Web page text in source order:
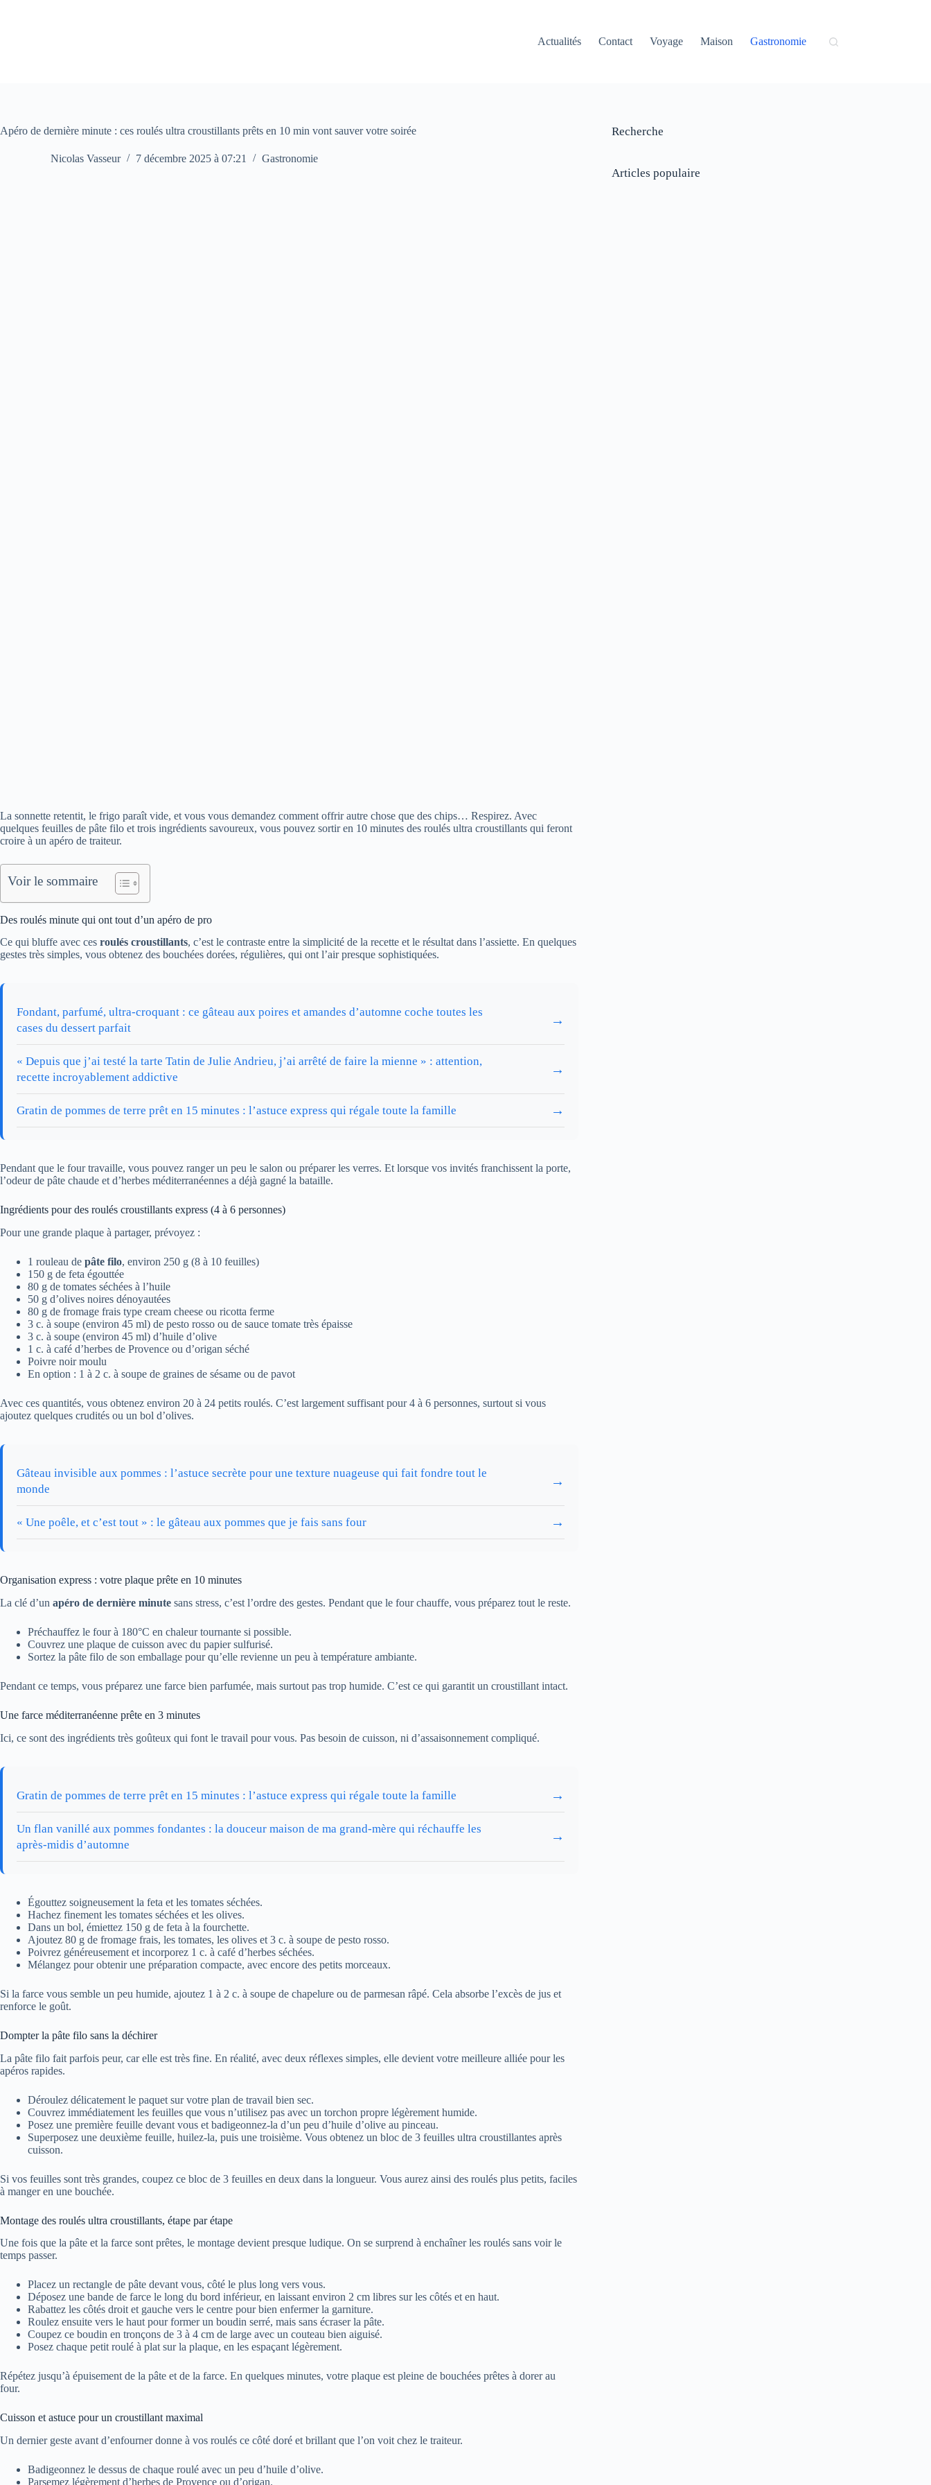
Actualités
Contact Voyage Maison Gastronomie
Apéro de dernière minute : ces roulés ultra croustillants prêts en 10 min vont sauver votre soirée
Nicolas Vasseur 7 décembre 2025 à 07:21 Gastronomie
La sonnette retentit, le frigo paraît vide, et vous vous demandez comment offrir autre chose que des chips… Respirez. Avec
quelques feuilles de pâte filo et trois ingrédients savoureux, vous pouvez sortir en 10 minutes des roulés ultra croustillants qui feront
croire à un apéro de traiteur.
Voir le sommaire
Des roulés minute qui ont tout d’un apéro de pro
Ce qui bluffe avec ces roulés croustillants, c’est le contraste entre la simplicité de la recette et le résultat dans l’assiette. En quelques
gestes très simples, vous obtenez des bouchées dorées, régulières, qui ont l’air presque sophistiquées.
Fondant, parfumé, ultra-croquant : ce gâteau aux poires et amandes d’automne coche toutes les
cases du dessert parfait
→
« Depuis que j’ai testé la tarte Tatin de Julie Andrieu, j’ai arrêté de faire la mienne » : attention,
recette incroyablement addictive
→
Gratin de pommes de terre prêt en 15 minutes : l’astuce express qui régale toute la famille →
Pendant que le four travaille, vous pouvez ranger un peu le salon ou préparer les verres. Et lorsque vos invités franchissent la porte,
l’odeur de pâte chaude et d’herbes méditerranéennes a déjà gagné la bataille.
Ingrédients pour des roulés croustillants express (4 à 6 personnes)
Pour une grande plaque à partager, prévoyez :
1 rouleau de pâte filo, environ 250 g (8 à 10 feuilles)
150 g de feta égouttée
80 g de tomates séchées à l’huile
50 g d’olives noires dénoyautées
80 g de fromage frais type cream cheese ou ricotta ferme
3 c. à soupe (environ 45 ml) de pesto rosso ou de sauce tomate très épaisse
3 c. à soupe (environ 45 ml) d’huile d’olive
1 c. à café d’herbes de Provence ou d’origan séché
Poivre noir moulu
En option : 1 à 2 c. à soupe de graines de sésame ou de pavot
Avec ces quantités, vous obtenez environ 20 à 24 petits roulés. C’est largement suffisant pour 4 à 6 personnes, surtout si vous
ajoutez quelques crudités ou un bol d’olives.
Gâteau invisible aux pommes : l’astuce secrète pour une texture nuageuse qui fait fondre tout le
monde
→
« Une poêle, et c’est tout » : le gâteau aux pommes que je fais sans four →
Organisation express : votre plaque prête en 10 minutes
La clé d’un apéro de dernière minute sans stress, c’est l’ordre des gestes. Pendant que le four chauffe, vous préparez tout le reste.
Préchauffez le four à 180°C en chaleur tournante si possible.
Couvrez une plaque de cuisson avec du papier sulfurisé.
Sortez la pâte filo de son emballage pour qu’elle revienne un peu à température ambiante.
Pendant ce temps, vous préparez une farce bien parfumée, mais surtout pas trop humide. C’est ce qui garantit un croustillant intact.
Une farce méditerranéenne prête en 3 minutes
Ici, ce sont des ingrédients très goûteux qui font le travail pour vous. Pas besoin de cuisson, ni d’assaisonnement compliqué.
Gratin de pommes de terre prêt en 15 minutes : l’astuce express qui régale toute la famille →
Un flan vanillé aux pommes fondantes : la douceur maison de ma grand-mère qui réchauffe les
après-midis d’automne
→
Égouttez soigneusement la feta et les tomates séchées.
Hachez finement les tomates séchées et les olives.
Dans un bol, émiettez 150 g de feta à la fourchette.
Ajoutez 80 g de fromage frais, les tomates, les olives et 3 c. à soupe de pesto rosso.
Poivrez généreusement et incorporez 1 c. à café d’herbes séchées.
Mélangez pour obtenir une préparation compacte, avec encore des petits morceaux.
Si la farce vous semble un peu humide, ajoutez 1 à 2 c. à soupe de chapelure ou de parmesan râpé. Cela absorbe l’excès de jus et
renforce le goût.
Dompt­er la pâte filo sans la déchirer
La pâte filo fait parfois peur, car elle est très fine. En réalité, avec deux réflexes simples, elle devient votre meilleure alliée pour les
apéros rapides.
Déroulez délicatement le paquet sur votre plan de travail bien sec.
Couvrez immédiatement les feuilles que vous n’utilisez pas avec un torchon propre légèrement humide.
Posez une première feuille devant vous et badigeonnez-la d’un peu d’huile d’olive au pinceau.
Superposez une deuxième feuille, huilez-la, puis une troisième. Vous obtenez un bloc de 3 feuilles ultra croustillantes après
cuisson.
Si vos feuilles sont très grandes, coupez ce bloc de 3 feuilles en deux dans la longueur. Vous aurez ainsi des roulés plus petits, faciles
à manger en une bouchée.
Montage des roulés ultra croustillants, étape par étape
Une fois que la pâte et la farce sont prêtes, le montage devient presque ludique. On se surprend à enchaîner les roulés sans voir le
temps passer.
Placez un rectangle de pâte devant vous, côté le plus long vers vous.
Déposez une bande de farce le long du bord inférieur, en laissant environ 2 cm libres sur les côtés et en haut.
Rabattez les côtés droit et gauche vers le centre pour bien enfermer la garniture.
Roulez ensuite vers le haut pour former un boudin serré, mais sans écraser la pâte.
Coupez ce boudin en tronçons de 3 à 4 cm de large avec un couteau bien aiguisé.
Posez chaque petit roulé à plat sur la plaque, en les espaçant légèrement.
Répétez jusqu’à épuisement de la pâte et de la farce. En quelques minutes, votre plaque est pleine de bouchées prêtes à dorer au
four.
Cuisson et astuce pour un croustillant maximal
Un dernier geste avant d’enfourner donne à vos roulés ce côté doré et brillant que l’on voit chez le traiteur.
Badigeonnez le dessus de chaque roulé avec un peu d’huile d’olive.
Parsemez légèrement d’herbes de Provence ou d’origan.
Recherche
Articles populaire